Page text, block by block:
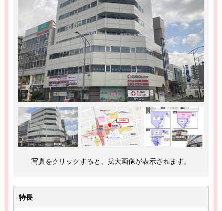
写真をクリックすると、拡大画像が表示されます。
特長